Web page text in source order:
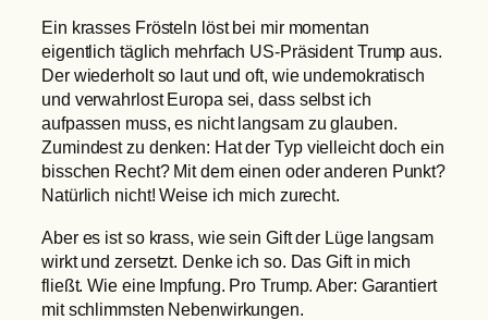
Ein krasses Frösteln löst bei mir momentan
eigentlich täglich mehrfach US-Präsident Trump aus.
Der wiederholt so laut und oft, wie undemokratisch
und verwahrlost Europa sei, dass selbst ich
aufpassen muss, es nicht langsam zu glauben.
Zumindest zu denken: Hat der Typ vielleicht doch ein
bisschen Recht? Mit dem einen oder anderen Punkt?
Natürlich nicht! Weise ich mich zurecht.
Aber es ist so krass, wie sein Gift der Lüge langsam
wirkt und zersetzt. Denke ich so. Das Gift in mich
fließt. Wie eine Impfung. Pro Trump. Aber: Garantiert
mit schlimmsten Nebenwirkungen.